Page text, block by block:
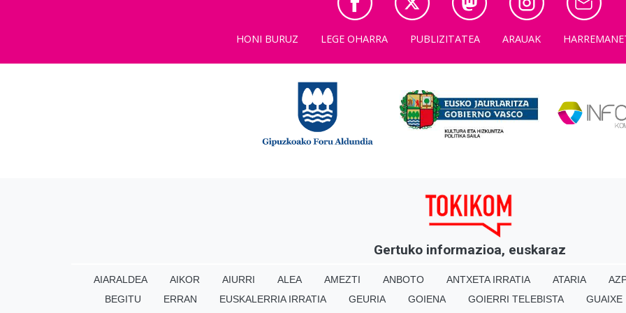
HONI BURUZ LEGE OHARRA PUBLIZITATEA ARAUAK
Gertuko informazioa, euskaraz
AIARALDEA AIKOR AIURRI ALEA AMEZTI ANBOTO ANTXETA IRRATIA ATARIA
BEGITU
ERRAN EUSKALERRIA IRRATIA GEURIA GOIENA GOIERRI TELEBISTA
GUAIXE